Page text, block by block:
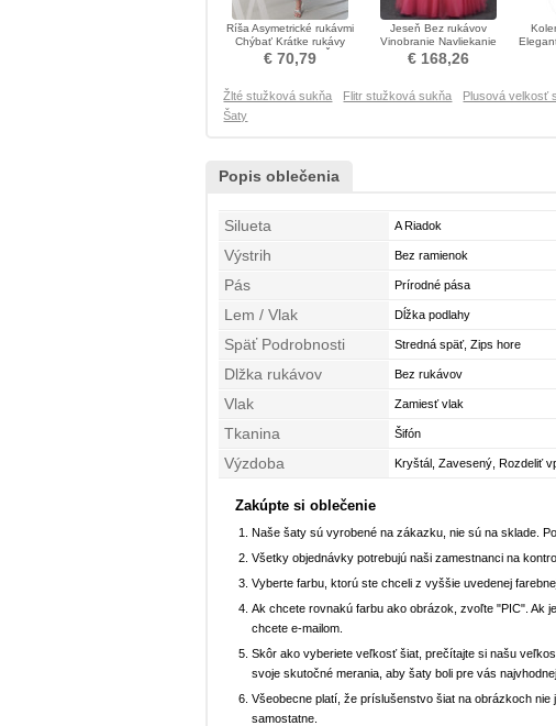
Ríša Asymetrické rukávmi
Chýbať Krátke rukávy
Kolená Stužková Šaty
€ 70,79
Jeseň Bez rukávov
Vinobranie Navliekanie
korálok Prom Obleko
€ 168,26
Žlté stužková sukňa Flitr stužková sukňa Plusová velkosť
Šaty
Popis oblečenia
Silueta A Riadok
Výstrih Bez ramienok
Pás Prírodné pása
Lem / Vlak Dĺžka podlahy
Späť Podrobnosti Stredná späť, Zips hore
Dlžka rukávov Bez rukávov
Vlak Zamiesť vlak
Tkanina Šifón
Výzdoba Kryštál, Zavesený, Rozdeliť
Zakúpte si oblečenie
Naše šaty sú vyrobené na zákazku, nie sú na sklade.
Všetky objednávky potrebujú naši zamestnanci na
Vyberte farbu, ktorú ste chceli z vyššie uvedenej
Ak chcete rovnakú farbu ako obrázok, zvoľte "PIC". Ak
chcete e-mailom.
Skôr ako vyberiete veľkosť šiat, prečítajte si našu
svoje skutočné merania, aby šaty boli pre vás
Všeobecne platí, že príslušenstvo šiat na obrázkoch
samostatne.